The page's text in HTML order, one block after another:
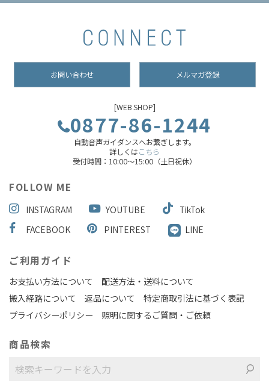
お問い合わせ メルマガ登録
[WEB SHOP]
0877-86-1244
自動音声ガイダンスへお繋ぎします。
詳しくはこちら
受付時間：10:00～15:00（土日祝休）
FOLLOW ME
INSTAGRAM YOUTUBE
TikTok
FACEBOOK
PINTEREST LINE
ご利用ガイド
お支払い方法について
配送方法・送料について
搬入経路について
返品について
特定商取引法に基づく表記
プライバシーポリシー
照明に関するご質問・ご依頼
商品検索